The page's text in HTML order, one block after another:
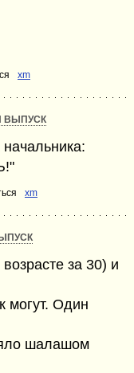
xm
ВЫПУСК
xm
за 30) и
могут. Один
шалашом